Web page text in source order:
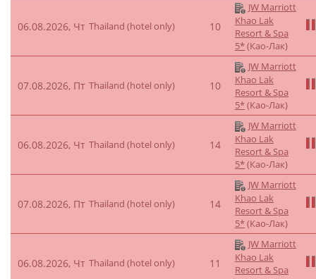
06.08.2026, Чт Thailand (hotel only) 10
JW Marriott
Khao Lak
Resort & Spa
5*(Као-Лак)
07.08.2026, Пт Thailand (hotel only) 10
JW Marriott
Khao Lak
Resort & Spa
5*(Као-Лак)
06.08.2026, Чт Thailand (hotel only) 14
JW Marriott
Khao Lak
Resort & Spa
5*(Као-Лак)
07.08.2026, Пт Thailand (hotel only) 14
JW Marriott
Khao Lak
Resort & Spa
5*(Као-Лак)
06.08.2026, Чт Thailand (hotel only) 11
JW Marriott
Khao Lak
Resort & Spa